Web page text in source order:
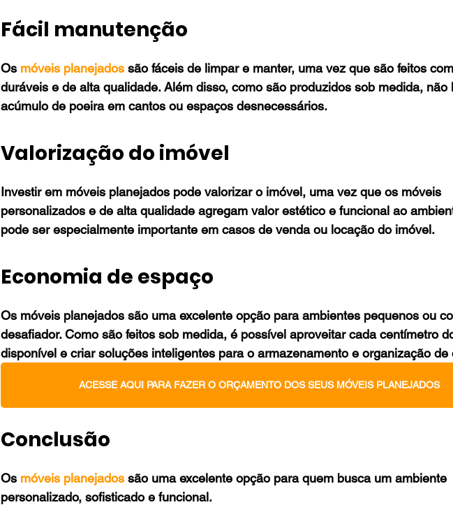
Fácil manutenção
Os móveis planejados são fáceis de limpar e manter, uma vez que são feitos
duráveis e de alta qualidade. Além disso, como são produzidos sob medida, não
acúmulo de poeira em cantos ou espaços desnecessários.
Valorização do imóvel
Investir em móveis planejados pode valorizar o imóvel, uma vez que os móveis
personalizados e de alta qualidade agregam valor estético e funcional ao
pode ser especialmente importante em casos de venda ou locação do imóvel.
Economia de espaço
Os móveis planejados são uma excelente opção para ambientes pequenos ou
desafiador. Como são feitos sob medida, é possível aproveitar cada centímetro
disponível e criar soluções inteligentes para o armazenamento e organização de
ACESSE AQUI PARA FAZER O ORÇAMENTO DOS SEUS MÓVEIS PLANEJADOS
Conclusão
Os móveis planejados são uma excelente opção para quem busca um ambiente
personalizado, sofisticado e funcional.